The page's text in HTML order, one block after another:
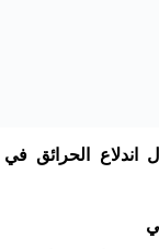
اندلاع الحرائق في